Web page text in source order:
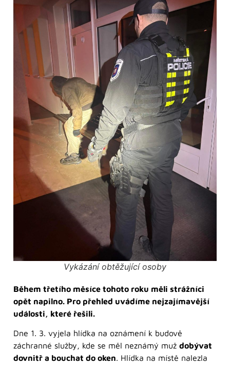
Vykázání obtěžující osoby
Během třetího měsíce tohoto roku měli strážníci
opět napilno. Pro přehled uvádíme nejzajímavější
události, které řešili.
Dne 1. 3. vyjela hlídka na oznámení k budově
záchranné služby, kde se měl neznámý muž dobývat
dovnitř a bouchat do oken. Hlídka na místě nalezla